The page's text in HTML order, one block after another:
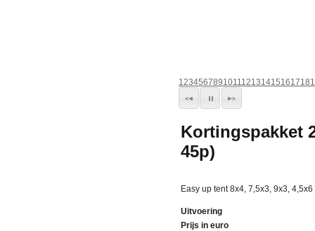
123456789101112131415161718
Kortingspakket
45p)
Easy up tent 8x4, 7,5x3, 9x3,
Uitvoering
Prijs in euro